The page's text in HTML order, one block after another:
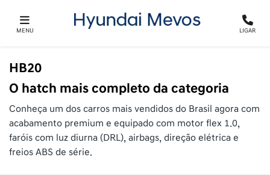
MENU LIGAR
HB20
O hatch mais completo da categoria
Conheça um dos carros mais vendidos do Brasil agora com
acabamento premium e equipado com motor flex 1.0,
faróis com luz diurna (DRL), airbags, direção elétrica e
freios ABS de série.